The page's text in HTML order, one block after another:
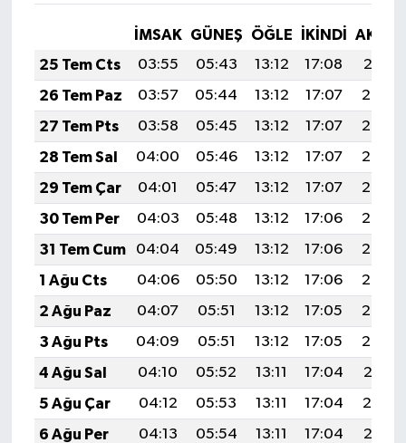
İMSAK GÜNEŞ ÖĞLE İKINDI
25 Tem Cts
03:55 05:43 13:12 17:08
20:31
26 Tem Paz
03:57 05:44 13:12 17:07
20:30
27 Tem Pts
03:58 05:45 13:12 17:07
20:29
28 Tem Sal
04:00 05:46 13:12 17:07
20:28
29 Tem Çar
04:01 05:47 13:12 17:07
20:27
30 Tem Per
04:03 05:48 13:12 17:06
20:26
31 Tem Cum
04:04 05:49 13:12 17:06
20:25
1 Ağu Cts
04:06 05:50 13:12 17:06
20:24
2 Ağu Paz
04:07 05:51 13:12 17:05
20:23
3 Ağu Pts
04:09 05:51 13:12 17:05
20:22
4 Ağu Sal
04:10 05:52 13:11 17:04
20:21
5 Ağu Çar
04:12 05:53 13:11 17:04
20:19
6 Ağu Per
04:13 05:54 13:11 17:04
20:18